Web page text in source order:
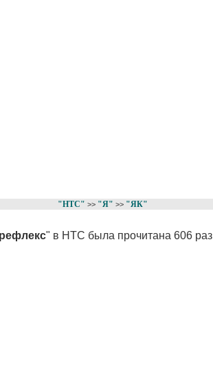
"НТС" >> "Я" >> "ЯК"
" в НТС была прочитана 606 раз